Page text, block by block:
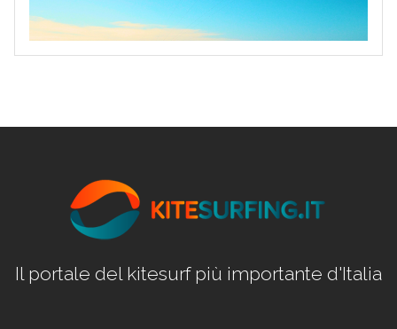
Il portale del kitesurf più importante d'Italia